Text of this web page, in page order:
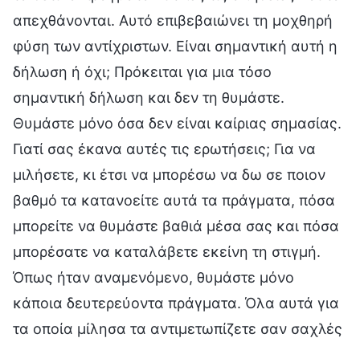
απεχθάνονται. Αυτό επιβεβαιώνει τη μοχθηρή
φύση των αντίχριστων. Είναι σημαντική αυτή η
δήλωση ή όχι; Πρόκειται για μια τόσο
σημαντική δήλωση και δεν τη θυμάστε.
Θυμάστε μόνο όσα δεν είναι καίριας σημασίας.
Γιατί σας έκανα αυτές τις ερωτήσεις; Για να
μιλήσετε, κι έτσι να μπορέσω να δω σε ποιον
βαθμό τα κατανοείτε αυτά τα πράγματα, πόσα
μπορείτε να θυμάστε βαθιά μέσα σας και πόσα
μπορέσατε να καταλάβετε εκείνη τη στιγμή.
Όπως ήταν αναμενόμενο, θυμάστε μόνο
κάποια δευτερεύοντα πράγματα. Όλα αυτά για
τα οποία μίλησα τα αντιμετωπίζετε σαν σαχλές